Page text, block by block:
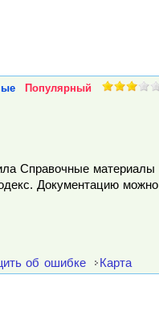
Популярный
Справочные материалы
Документацию можно
об ошибке Карта